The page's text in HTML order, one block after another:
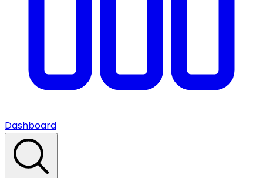
Dashboard